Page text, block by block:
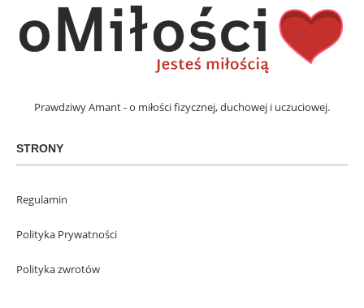
Prawdziwy Amant - o miłości fizycznej, duchowej i uczuciowej.
STRONY
Regulamin
Polityka Prywatności
Polityka zwrotów